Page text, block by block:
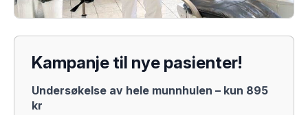
Kampanje til nye pasienter!
Undersøkelse av hele munnhulen – kun 895
kr